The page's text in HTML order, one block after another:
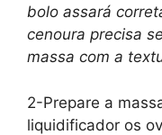
bolo assará
cenoura precisa
massa com a
2-Prepare a
liquidificador os